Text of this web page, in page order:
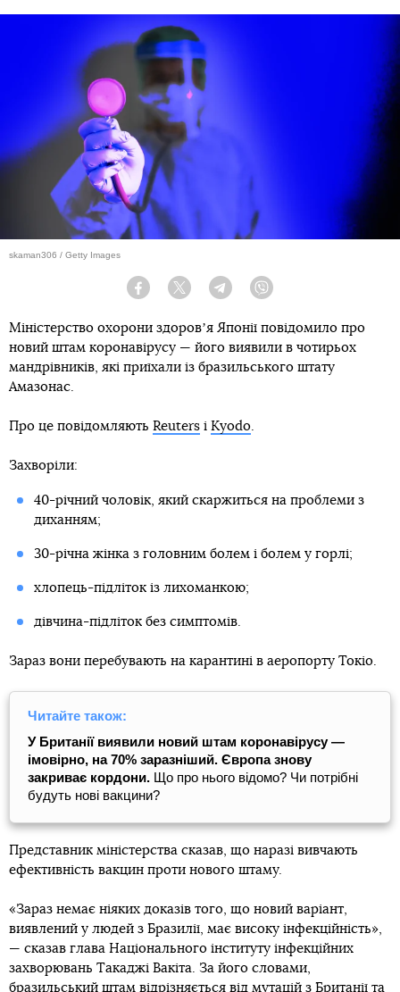
skaman306 / Getty Images
Facebook Twitter Telegram
Міністерство охорони здоровʼя Японії повідомило про
новий штам коронавірусу — його виявили в чотирьох
мандрівників, які приїхали із бразильського штату
Амазонас.
Про це повідомляють Reuters і Kyodo.
Захворіли:
40-річний чоловік, який скаржиться на проблеми з
диханням;
30-річна жінка з головним болем і болем у горлі;
хлопець-підліток із лихоманкою;
дівчина-підліток без симптомів.
Зараз вони перебувають на карантині в аеропорту Токіо.
Читайте також:
У Британії виявили новий штам коронавірусу —
імовірно, на 70% заразніший. Європа знову
закриває кордони. Що про нього відомо? Чи потрібні
будуть нові вакцини?
Представник міністерства сказав, що наразі вивчають
ефективність вакцин проти нового штаму.
«Зараз немає ніяких доказів того, що новий варіант,
виявлений у людей з Бразилії, має високу інфекційність»,
— сказав глава Національного інституту інфекційних
захворювань Такаджі Вакіта. За його словами,
бразильський штам відрізняється від мутацій з Британії та